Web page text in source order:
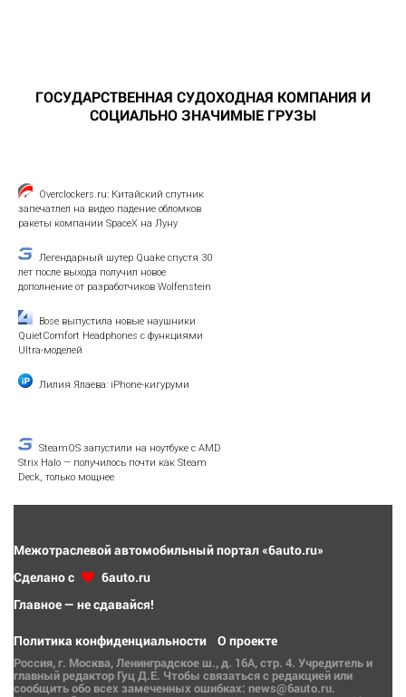
ГОСУДАРСТВЕННАЯ СУДОХОДНАЯ КОМПАНИЯ И
СОЦИАЛЬНО ЗНАЧИМЫЕ ГРУЗЫ
Overclockers.ru: Китайский спутник
запечатлел на видео падение обломков
ракеты компании SpaceX на Луну
Легендарный шутер Quake спустя 30
лет после выхода получил новое
дополнение от разработчиков Wolfenstein
Bose выпустила новые наушники
QuietComfort Headphones с функциями
Ultra-моделей
Лилия Ялаева: iPhone-кигуруми
SteamOS запустили на ноутбуке с AMD
Strix Halo — получилось почти как Steam
Deck, только мощнее
Межотраслевой автомобильный портал «6auto.ru»
Сделано с
6auto.ru
Главное — не сдавайся!
Политика конфиденциальности О проекте
Россия, г. Москва, Ленинградское ш., д. 16А, стр. 4. Учредитель и
главный редактор Гуц Д.Е. Чтобы связаться с редакцией или
сообщить обо всех замеченных ошибках: news@6auto.ru.